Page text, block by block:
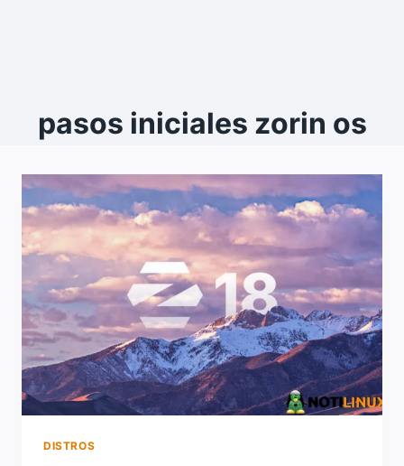
pasos iniciales zorin os
DISTROS